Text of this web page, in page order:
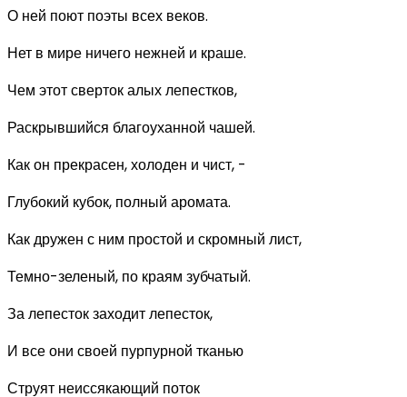
О ней поют поэты всех веков.
Нет в мире ничего нежней и краше.
Чем этот сверток алых лепестков,
Раскрывшийся благоуханной чашей.
Как он прекрасен, холоден и чист, -
Глубокий кубок, полный аромата.
Как дружен с ним простой и скромный лист,
Темно-зеленый, по краям зубчатый.
За лепесток заходит лепесток,
И все они своей пурпурной тканью
Струят неиссякающий поток